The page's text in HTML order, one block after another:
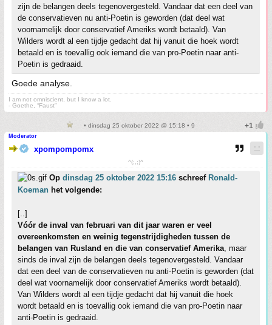
zijn de belangen deels tegenovergesteld. Vandaar dat een deel van
de conservatieven nu anti-Poetin is geworden (dat deel wat
voornamelijk door conservatief Ameriks wordt betaald). Van
Wilders wordt al een tijdje gedacht dat hij vanuit die hoek wordt
betaald en is toevallig ook iemand die van pro-Poetin naar anti-
Poetin is gedraaid.
Goede analyse.
I am not omniscient, but I know a lot.
- Goethe, “Faust”
• dinsdag 25 oktober 2022 @ 15:18 • 9
Moderator
xpompompomx
^(;,;)^
Op dinsdag 25 oktober 2022 15:16 schreef Ronald-
Koeman het volgende:
[..]
Vóór de inval van februari van dit jaar waren er veel
overeenkomsten en weinig tegenstrijdigheden tussen de
belangen van Rusland en die van conservatief Amerika , maar
sinds de inval zijn de belangen deels tegenovergesteld. Vandaar
dat een deel van de conservatieven nu anti-Poetin is geworden (dat
deel wat voornamelijk door conservatief Ameriks wordt betaald).
Van Wilders wordt al een tijdje gedacht dat hij vanuit die hoek
wordt betaald en is toevallig ook iemand die van pro-Poetin naar
anti-Poetin is gedraaid.